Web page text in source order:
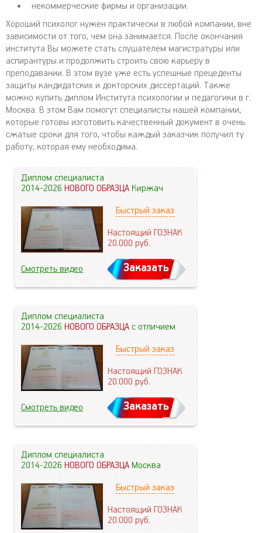
некоммерческие фирмы и организации.
Хороший психолог нужен практически в любой компании, вне
зависимости от того, чем она занимается. После окончания
института Вы можете стать слушателем магистратуры или
аспирантуры и продолжить строить свою карьеру в
преподавании. В этом вузе уже есть успешные прецеденты
защиты кандидатских и докторских диссертаций. Также
можно купить диплом Института психологии и педагогики в г.
Москва. В этом Вам помогут специалисты нашей компании,
которые готовы изготовить качественный документ в очень
сжатые сроки для того, чтобы каждый заказчик получил ту
работу, которая ему необходима.
Диплом специалиста
2014-2026НОВОГО ОБРАЗЦАКиржач
Быстрый заказ
Настоящий ГОЗНАК
20.000руб.
Смотреть видео Заказать
Диплом специалиста
2014-2026НОВОГО ОБРАЗЦАс отличием
Быстрый заказ
Настоящий ГОЗНАК
20.000руб.
Смотреть видео Заказать
Диплом специалиста
2014-2026НОВОГО ОБРАЗЦАМосква
Быстрый заказ
Настоящий ГОЗНАК
20.000руб.